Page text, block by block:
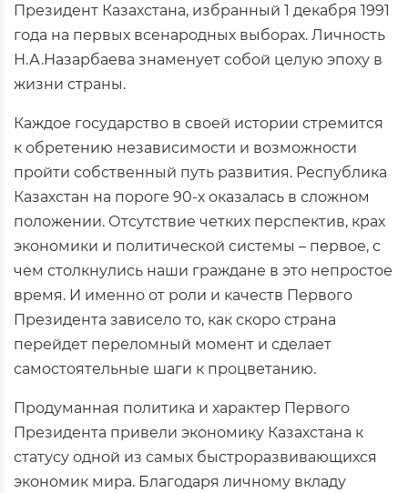
Президент Казахстана, избранный 1 декабря 1991
года на первых всенародных выборах. Личность
Н.А.Назарбаева знаменует собой целую эпоху в
жизни страны.
Каждое государство в своей истории стремится
к обретению независимости и возможности
пройти собственный путь развития. Республика
Казахстан на пороге 90-х оказалась в сложном
положении. Отсутствие четких перспектив, крах
экономики и политической системы – первое, с
чем столкнулись наши граждане в это непростое
время. И именно от роли и качеств Первого
Президента зависело то, как скоро страна
перейдет переломный момент и сделает
самостоятельные шаги к процветанию.
Продуманная политика и характер Первого
Президента привели экономику Казахстана к
статусу одной из самых быстроразвивающихся
экономик мира. Благодаря личному вкладу